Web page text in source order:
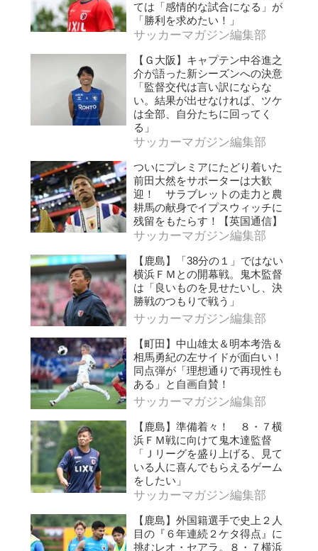
ては「感情的な試合になる」が
「勝利を求めたい！」
サッカーマガジン編集部
【Ｇ大阪】キャプテン中谷進之
介が語った新シーズンへの決意
「監督交代は言い訳にならな
い。結果が出せなければ、ツケ
は全部、自分たちに回ってく
る」
サッカーマガジン編集部
ついにプレミアにたどり着いた
前田大然をサポーターは大歓
迎！ サラブレットの走力と農
耕馬の献身でイプスウィッチに
残留をもたらす！【英国通信】
サッカーマガジン編集部
【鹿島】「38分の１」ではない
横浜ＦＭとの開幕戦。鬼木監督
は「良いものを見せたいし、決
勝戦のつもりで戦う」
サッカーマガジン編集部
【町田】中山雄太＆明本考浩＆
相馬勇紀の左サイドが面白い！
同点弾が「理想通りで再現性も
ある」と自画自賛！
サッカーマガジン編集部
【鹿島】準備着々！ ８・７横
浜ＦＭ戦に向けて鬼木達監督
「Ｊリーグを盛り上げる、見て
いる人に喜んでもらえるゲーム
をしたい」
サッカーマガジン編集部
【鹿島】外国籍選手で史上２人
目の『６年連続２ケタ得点』に
挑むレオ・セアラ。８・７横浜